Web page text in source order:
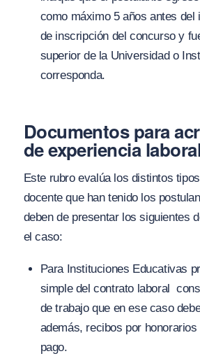
como máximo 5 años antes del
de inscripción del concurso y
superior de la Universidad o
corresponda.
Documentos para
de experiencia
Este rubro evalúa los distintos
docente que han tenido los
deben de presentar los siguientes
el caso:
Para Instituciones Educativas
simple del contrato laboral
de trabajo que en ese caso
además, recibos por
pago.